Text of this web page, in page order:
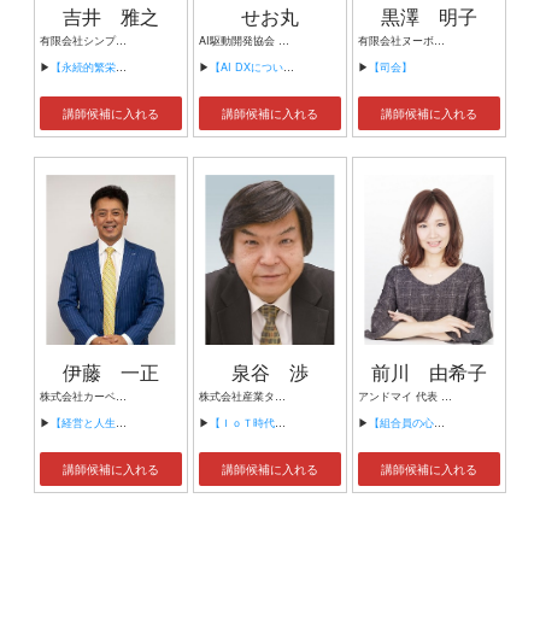
吉井 雅之
有限会社シンプルタスク 代表取締役 習慣形成コンサルタント
▶ 【永続的繁栄の組織づくり】
講師候補に入れる
せお丸
AI駆動開発協会 代表理事 サイバーフリークス株式会社 代表取締役
▶ 【AI DXについて】
講師候補に入れる
黒澤 明子
有限会社ヌーボヌール代表取締役
▶ 【司会】
講師候補に入れる
伊藤 一正
株式会社カーベル代表取締役社長 プロレスラーカーベル伊藤
▶ 【経営と人生がHappyになる3つのキーワード】
講師候補に入れる
泉谷 渉
株式会社産業タイムズ社 代表取締役会長 半導体産業新聞 特別編集委員
▶ 【ＩｏＴ時代にニッポンの製造業が一気に抜け出す！！ ～世界トップシェアのセンサーとロボットで戦え！】
講師候補に入れる
前川 由希子
アンドマイ 代表 組織活性化コンサルタント
▶ 【組合員の心をぐっと掴むコミュニケーション術～組合員が「あなたが言うなら」と動き出す３ステップ～】
講師候補に入れる